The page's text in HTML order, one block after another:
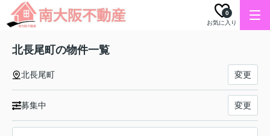
お気に入り
0
北長尾町の物件一覧
北長尾町 変更
募集中 変更